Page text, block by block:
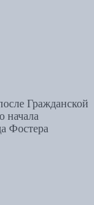
Гражданской
начала
Фостера